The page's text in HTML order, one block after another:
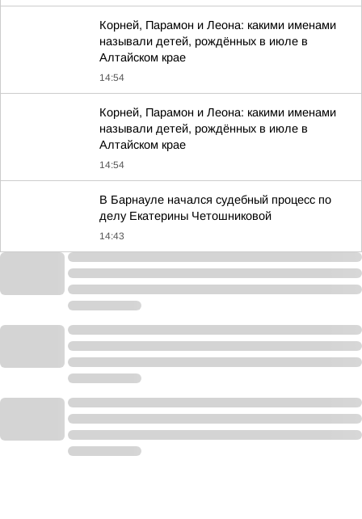
Корней, Парамон и Леона: какими именами
называли детей, рождённых в июле в
Алтайском крае
14:54
Корней, Парамон и Леона: какими именами
называли детей, рождённых в июле в
Алтайском крае
14:54
В Барнауле начался судебный процесс по
делу Екатерины Четошниковой
14:43